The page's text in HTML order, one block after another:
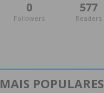
0
Followers
577
Readers
MAIS POPULARES